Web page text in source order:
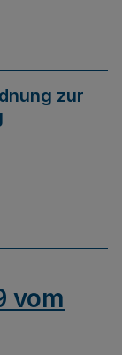
zur
vom